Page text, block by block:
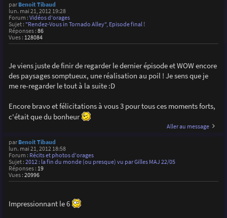
par Benoit Tibaud
lun. mai 21, 2012 19:28
Forum : Vidéos d'orages
Sujet : "Rendez-Vous in Tornado Alley", Episode final !
Réponses : 86
Vues : 128084
Je viens juste de finir de regarder le dernier épisode et WOW encore
des paysages somptueux, une réalisation au poil ! Je sens que je
me re-regarder le tout à la suite :D
Encore bravo et félicitations à vous 3 pour tous ces moments forts,
c'était que du bonheur
Aller au message
par Benoit Tibaud
lun. mai 21, 2012 18:58
Forum : Récits et photos d'orages
Sujet : 2012 : la fin du monde (ou presque) vu par Gilles MAJ 22/05
Réponses : 19
Vues : 20996
Impressionnant le 6